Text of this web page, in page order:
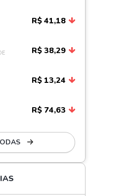
R$ 41,18
R$ 38,29
R$ 13,24
R$ 74,63